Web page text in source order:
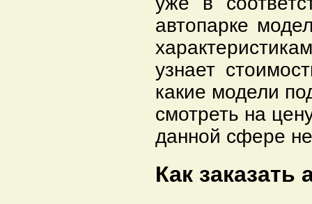
автопарке
узнает
какие модели
смотреть на
данной сфере
Как